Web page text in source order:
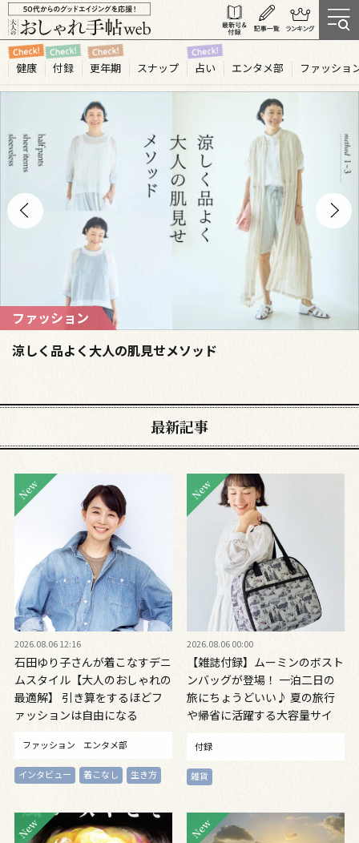
健康 付録 更年期 スナップ 占い エンタメ部 ファッショ
エンタメ
木村多江さん レトロな老舗を訪ねて 新宿時空さんぽ
最新記事
2026.08.06 12:16
石田ゆり子さんが着こなすデニ
ムスタイル【大人のおしゃれの
最適解】 引き算をするほどフ
ァッションは自由になる
ファッション エンタメ部
インタビュー 着こなし 生き方
2026.08.06 00:00
【雑誌付録】ムーミンのボスト
ンバッグが登場！ 一泊二日の
旅にちょうどいい♪ 夏の旅行
や帰省に活躍する大容量サイ
付録
雑貨